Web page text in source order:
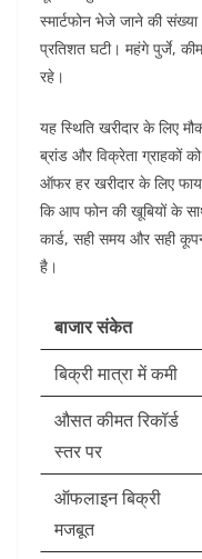
स्मार्टफोन भेजे जाने की
प्रतिशत घटी। महंगे पुर्जे,
रहे।
यह स्थिति खरीदार के लिए
ब्रांड और विक्रेता ग्राहकों
ऑफर हर खरीदार के लिए
कि आप फोन की खूबियों के
कार्ड, सही समय और सही
है।
बाजार संकेत
बिक्री मात्रा में कमी
औसत कीमत रिकॉर्ड
स्तर पर
ऑफलाइन बिक्री
मजबूत